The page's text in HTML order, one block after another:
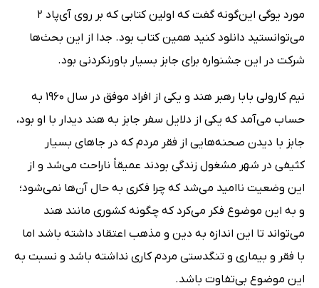
مورد یوگی این‌گونه گفت که اولین کتابی که بر روی آی‌پاد 2
می‌توانستید دانلود کنید همین کتاب بود. جدا از این بحث‌ها
شرکت در این جشنواره برای جابز بسیار باورنکردنی بود.
نیم کارولی بابا رهبر هند و یکی از افراد موفق در سال 1960 به
حساب می‌آمد که یکی از دلایل سفر جابز به هند دیدار با او بود،
جابز با دیدن صحنه‌هایی از فقر مردم که در جاهای بسیار
کثیفی در شهر مشغول زندگی بودند عمیقاً ناراحت می‌شد و از
این وضعیت ناامید می‌شد که چرا فکری به حال آن‌ها نمی‌شود؛
و به این موضوع فکر می‌کرد که چگونه کشوری مانند هند
می‌تواند تا این اندازه به دین و مذهب اعتقاد داشته باشد اما
با فقر و بیماری و تنگدستی مردم کاری نداشته باشد و نسبت به
این موضوع بی‌تفاوت باشد.